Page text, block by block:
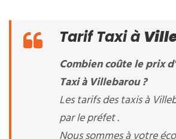
Tarif Taxi à
Combien coûte le prix
Taxi à Villebarou ?
Les tarifs des taxis à
par le préfet .